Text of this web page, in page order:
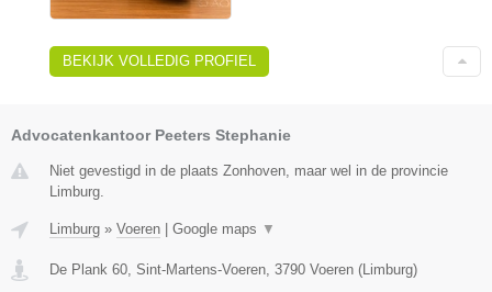
BEKIJK VOLLEDIG PROFIEL
Advocatenkantoor Peeters Stephanie
Niet gevestigd in de plaats Zonhoven, maar wel in de provincie
Limburg.
Limburg » Voeren Google maps ▼
De Plank 60, Sint-Martens-Voeren 3790 Voeren ( Limburg)